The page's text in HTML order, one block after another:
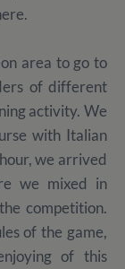
area to go to
of different
activity. We
with Italian
we arrived
we mixed in
competition.
of the game,
of this